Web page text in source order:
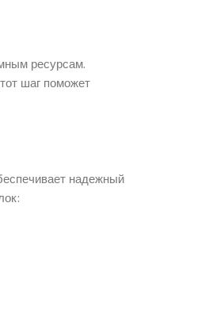
ресурсам.
шаг поможет
надежный